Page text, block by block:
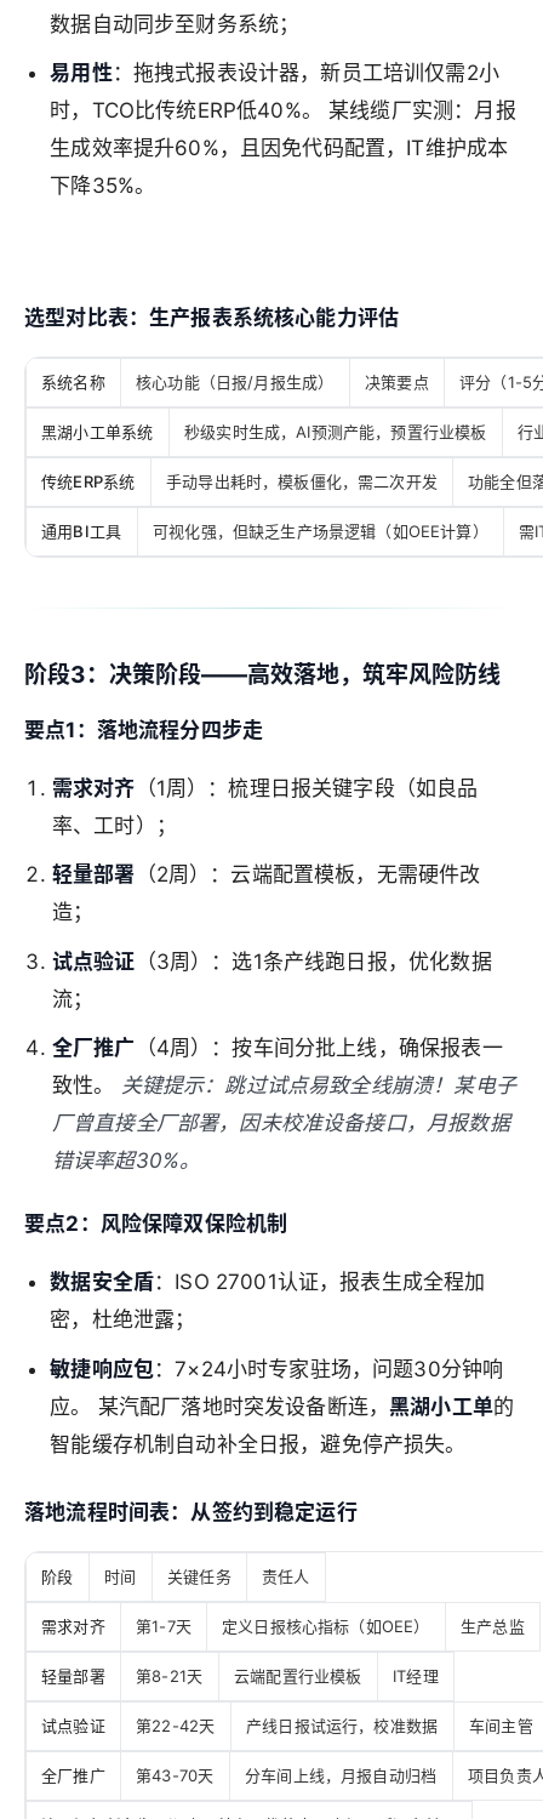
数据自动同步至财务系统；
易用性：拖拽式报表设计器，新员工培训仅需2小
时，TCO比传统ERP低40%。 某线缆厂实测：月报
生成效率提升60%，且因免代码配置，IT维护成本
下降35%。
选型对比表：生产报表系统核心能力评估
系统名称 核心功能（日报/月报生成） 决策要点 评分（1-5
黑湖小工单系统 秒级实时生成，AI预测产能，预置行业模板 行
传统ERP系统 手动导出耗时，模板僵化，需二次开发 功能全但
通用BI工具 可视化强，但缺乏生产场景逻辑（如OEE计算） 需
阶段3：决策阶段——高效落地，筑牢风险防线
要点1：落地流程分四步走
需求对齐 （1周）：梳理日报关键字段（如良品
率、工时）；
轻量部署 （2周）：云端配置模板，无需硬件改
造；
试点验证 （3周）：选1条产线跑日报，优化数据
流；
全厂推广 （4周）：按车间分批上线，确保报表一
致性。
关键提示：跳过试点易致全线崩溃！某电子
厂曾直接全厂部署，因未校准设备接口，月报数据
错误率超30%。
要点2：风险保障双保险机制
数据安全盾：ISO 27001认证，报表生成全程加
密，杜绝泄露；
敏捷响应包：7×24小时专家驻场，问题30分钟响
应。 某汽配厂落地时突发设备断连，黑湖小工单的
智能缓存机制自动补全日报，避免停产损失。
落地流程时间表：从签约到稳定运行
阶段 时间 关键任务 责任人
需求对齐 第1-7天 定义日报核心指标（如OEE） 生产总监
轻量部署 第8-21天 云端配置行业模板 IT经理
试点验证 第22-42天 产线日报试运行，校准数据 车间主管
全厂推广 第43-70天 分车间上线，月报自动归档 项目负责